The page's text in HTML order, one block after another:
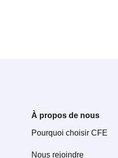
À propos de nous
Pourquoi choisir CFE
Nous rejoindre